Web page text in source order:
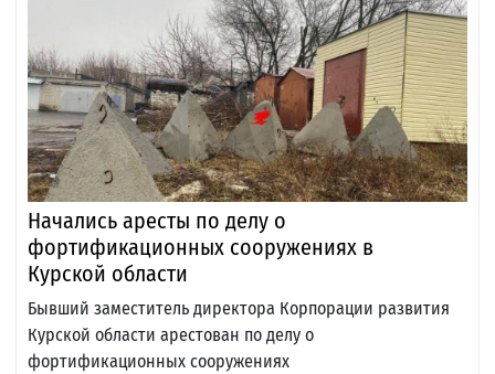
Начались аресты по делу о
фортификационных сооружениях в
Курской области
Бывший заместитель директора Корпорации развития
Курской области арестован по делу о
фортификационных сооружениях